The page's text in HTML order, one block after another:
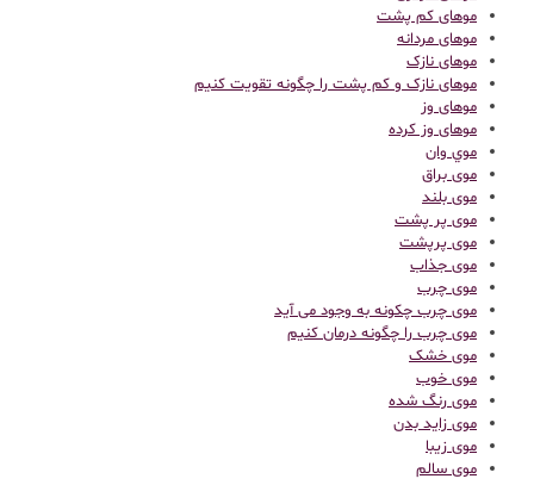
موهای کم پشت
موهای مردانه
موهای نازک
موهای نازک و کم پشت را چگونه تقویت کنیم
موهای وز
موهای وز کرده
موي وان
موی براق
موی بلند
موی پر پشت
موی پرپشت
موی جذاب
موی چرب
موی چرب چکونه به وجود می آید
موی چرب را چگونه درمان کنیم
موی خشک
موی خوب
موی رنگ شده
موی زاید بدن
موی زیبا
موی سالم